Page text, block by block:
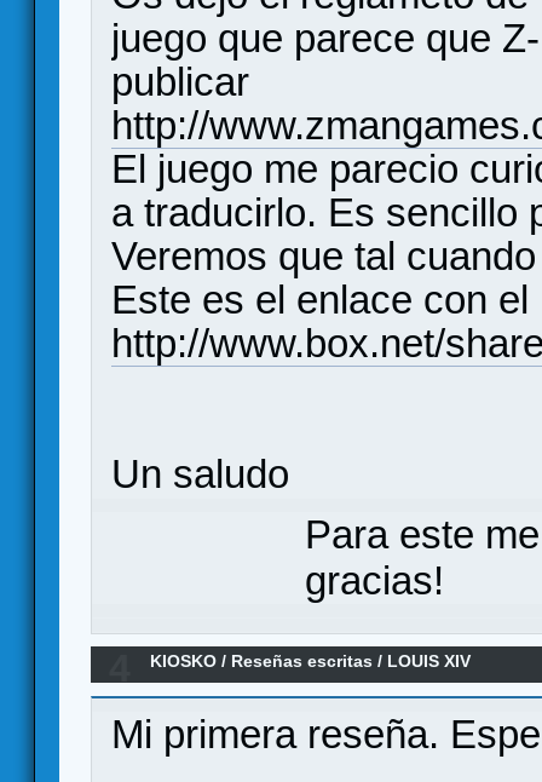
juego que parece que
publicar
http://
El juego me parecio
a traducirlo. Es sencillo
Veremos que tal
Este es el enlace con el
http://www.box.net/
Un saludo
Para este
gracias!
KIOSKO / Reseñas escritas / LOUIS XIV
Mi primera reseña.